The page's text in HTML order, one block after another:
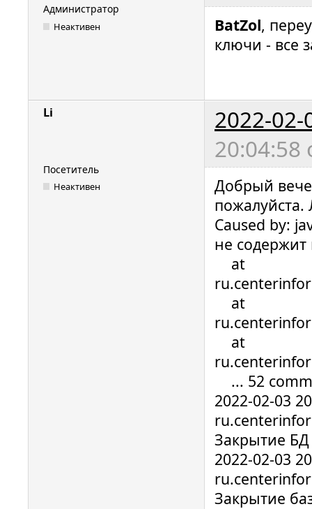
Администратор
Неактивен BatZol,
ключи - все
Li
2022-02-
20:04:58
Посетитель
Неактивен
Добрый
пожалуйста.
Caused by:
не содержит
at
at
at
... 52
2022-02-03
Закрытие БД
2022-02-03
Закрытие